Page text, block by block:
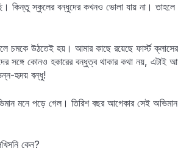
কিন্তু স্কুলের বন্ধুদের কখনও ভোলা যায় না। তাহলে
চমকে উঠতেই হয়। আমার কাছে রয়েছে ফার্স্ট
সঙ্গে কোনও হকারের বন্ধুত্ব থাকার কথা নয়,
হৃদয় বন্ধু!
মনে পড়ে গেল। তিরিশ বছর আগেকার সেই
কেন?